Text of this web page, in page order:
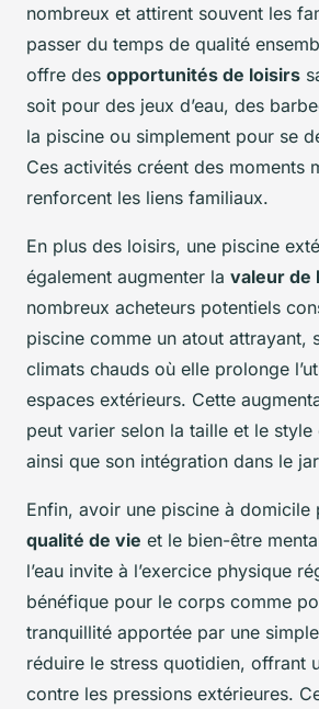
nombreux et attirent souvent les
passer du temps de qualité
offre des opportunités de loisirs
soit pour des jeux d’eau, des
la piscine ou simplement pour se
Ces activités créent des moments
renforcent les liens familiaux.
En plus des loisirs, une piscine
également augmenter la valeur de
nombreux acheteurs potentiels
piscine comme un atout attrayant,
climats chauds où elle prolonge
espaces extérieurs. Cette
peut varier selon la taille et le style
ainsi que son intégration dans le
Enfin, avoir une piscine à domicile
qualité de vie et le bien-être
l’eau invite à l’exercice physique
bénéfique pour le corps comme
tranquillité apportée par une
réduire le stress quotidien, offrant
contre les pressions extérieures.